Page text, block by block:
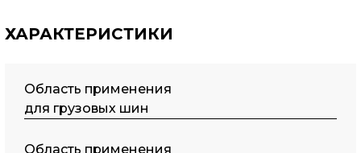
ХАРАКТЕРИСТИКИ
Область применения
для грузовых шин
Область применения